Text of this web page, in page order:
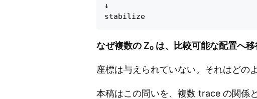
↓
なぜ複数の Z₀ は、比較可能な配置へ移
座標は与えられていない。それはどの
本稿はこの問いを、複数 trace の関係